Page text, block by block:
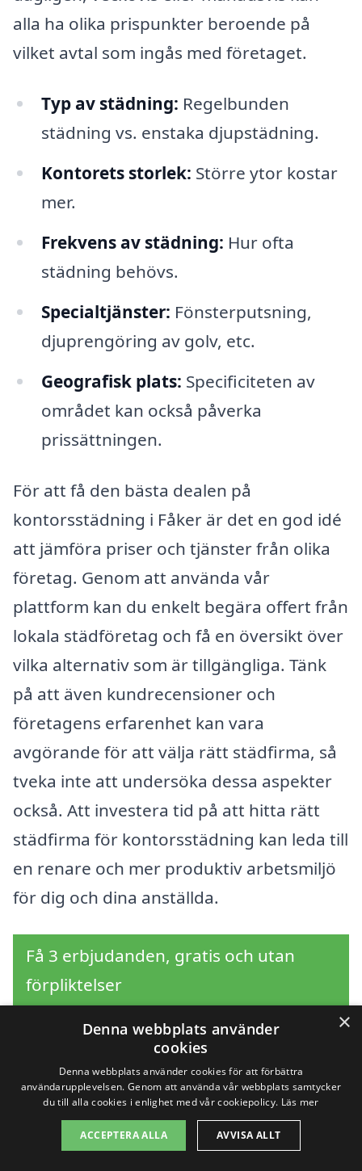
alla ha olika prispunkter beroende på
vilket avtal som ingås med företaget.
Typ av städning: Regelbunden
städning vs. enstaka djupstädning.
Kontorets storlek: Större ytor kostar
mer.
Frekvens av städning: Hur ofta
städning behövs.
Specialtjänster: Fönsterputsning,
djuprengöring av golv, etc.
Geografisk plats: Specificiteten av
området kan också påverka
prissättningen.
För att få den bästa dealen på
kontorsstädning i Fåker är det en god idé
att jämföra priser och tjänster från olika
företag. Genom att använda vår
plattform kan du enkelt begära offert från
lokala städföretag och få en översikt över
vilka alternativ som är tillgängliga. Tänk
på att även kundrecensioner och
företagens erfarenhet kan vara
avgörande för att välja rätt städfirma, så
tveka inte att undersöka dessa aspekter
också. Att investera tid på att hitta rätt
städfirma för kontorsstädning kan leda till
en renare och mer produktiv arbetsmiljö
för dig och dina anställda.
Få 3 erbjudanden, gratis och utan
förpliktelser
Sök efter en
professionell för
kontorsstädning i
×
Denna webbplats använder
cookies
Denna webbplats använder cookies för att förbättra
användarupplevelsen. Genom att använda vår webbplats samtycker
du till alla cookies i enlighet med vår cookiepolicy. Läs mer
ACCEPTERA ALLA AVVISA ALLT